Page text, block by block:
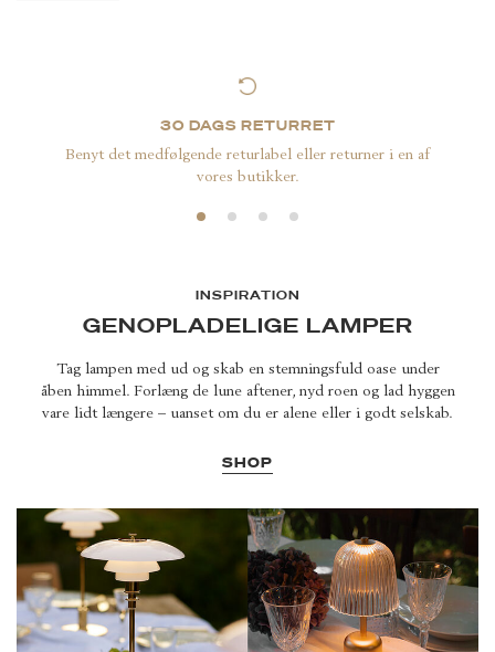
30 DAGS RETURRET
Benyt det medfølgende returlabel eller returner i en af
vores butikker.
INSPIRATION
GENOPLADELIGE LAMPER
Tag lampen med ud og skab en stemningsfuld oase under
åben himmel. Forlæng de lune aftener, nyd roen og lad hyggen
vare lidt længere – uanset om du er alene eller i godt selskab.
SHOP